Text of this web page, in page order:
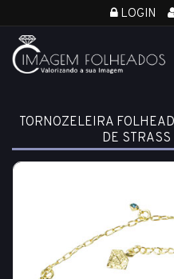
LOGIN
TORNOZELEIRA
DE